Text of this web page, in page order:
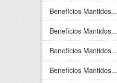
Benefícios Mantidos...
Benefícios Mantidos...
Benefícios Mantidos...
Benefícios Mantidos...